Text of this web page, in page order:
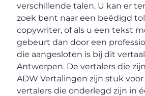
verschillende talen. U kan er
zoek bent naar een beëdigd
copywriter, of als u een tekst
gebeurt dan door een
die aangesloten is bij dit
Antwerpen. De vertalers die
ADW Vertalingen zijn stuk
vertalers die onderlegd zijn in